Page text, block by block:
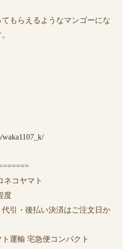
もらえるようなマンゴーにな
waka1107_k/
ネコヤマト
度
代引・後払い決済はご注文日か
運輸 宅急便コンパクト